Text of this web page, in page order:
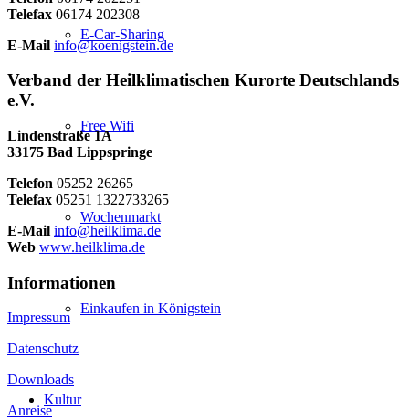
E-Car-Sharing
Free Wifi
Wochenmarkt
Einkaufen in Königstein
Kultur
Telefax 06174 202308
E-Mail info@koenigstein.de
Verband der Heilklimatischen Kurorte Deutschlands
e.V.
Lindenstraße 1A
33175 Bad Lippspringe
Telefon 05252 26265
Telefax 05251 1322733265
E-Mail info@heilklima.de
Web www.heilklima.de
Informationen
Impressum
Datenschutz
Downloads
Anreise